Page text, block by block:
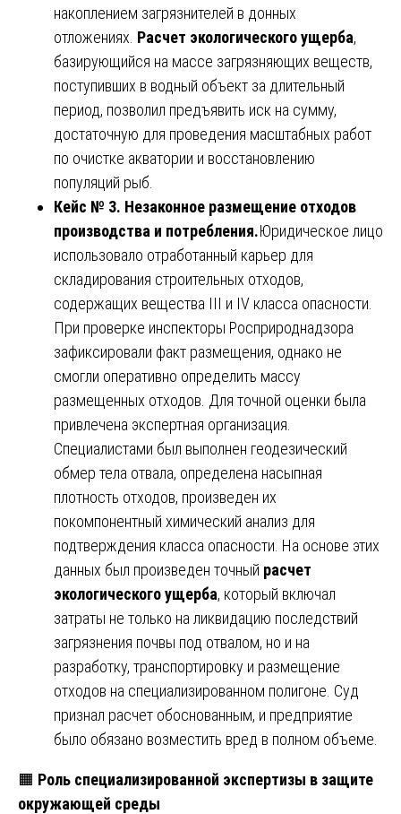
накоплением загрязнителей в донных
отложениях. Расчет экологического ущерба,
базирующийся на массе загрязняющих веществ,
поступивших в водный объект за длительный
период, позволил предъявить иск на сумму,
достаточную для проведения масштабных работ
по очистке акватории и восстановлению
популяций рыб.
Кейс № 3. Незаконное размещение отходов
производства и потребления.Юридическое лицо
использовало отработанный карьер для
складирования строительных отходов,
содержащих вещества III и IV класса опасности.
При проверке инспекторы Росприроднадзора
зафиксировали факт размещения, однако не
смогли оперативно определить массу
размещенных отходов. Для точной оценки была
привлечена экспертная организация.
Специалистами был выполнен геодезический
обмер тела отвала, определена насыпная
плотность отходов, произведен их
покомпонентный химический анализ для
подтверждения класса опасности. На основе этих
данных был произведен точный расчет
экологического ущерба, который включал
затраты не только на ликвидацию последствий
загрязнения почвы под отвалом, но и на
разработку, транспортировку и размещение
отходов на специализированном полигоне. Суд
признал расчет обоснованным, и предприятие
было обязано возместить вред в полном объеме.
🟧 Роль специализированной экспертизы в защите
окружающей среды